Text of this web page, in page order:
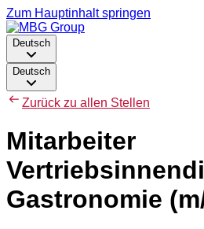
Zum Hauptinhalt springen
Deutsch
Deutsch
Zurück zu allen Stellen
Mitarbeiter
Gastronomie